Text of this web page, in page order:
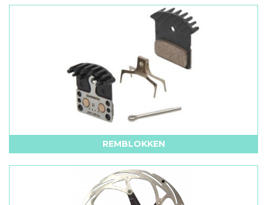
REMBLOKKEN